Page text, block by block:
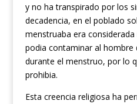
y no ha transpirado por los
decadencia, en el poblado
menstruaba era
podia contaminar al hombre
durante el menstruo, por lo
prohibia.
Esta creencia religiosa ha